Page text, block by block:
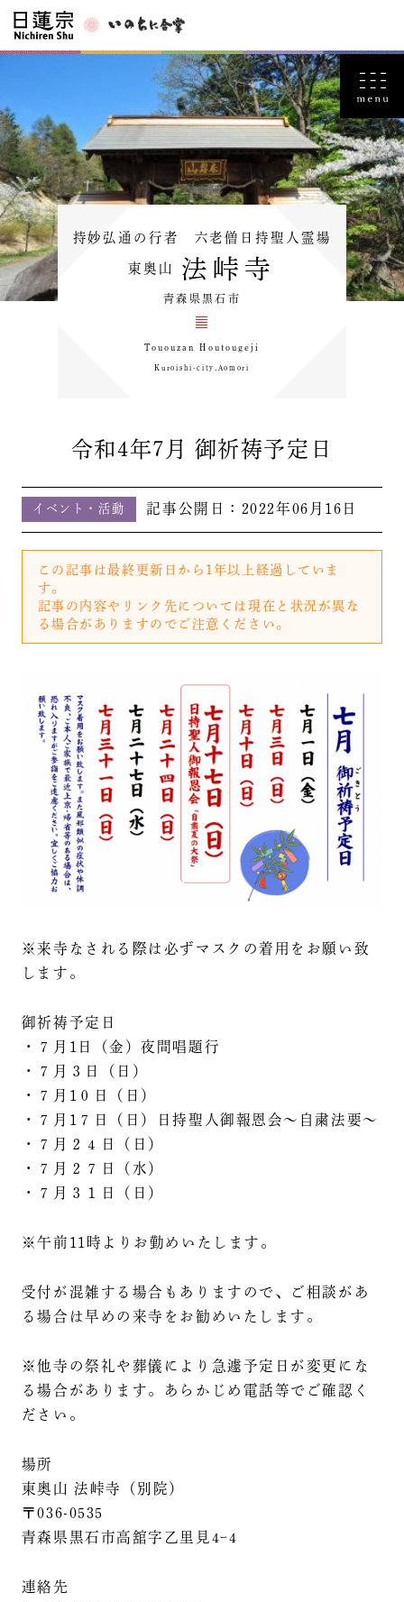
持妙弘通の行者 六老僧日持聖人霊場
東奥山 法峠寺
青森県黒石市
Tououzan Houtougeji
Kuroishi-city,Aomori
令和4年7月 御祈祷予定日
イベント・活動 記事公開日： 2022年06月16日
この記事は最終更新日から1年以上経過していま
す。
記事の内容やリンク先については現在と状況が異な
る場合がありますのでご注意ください。
※来寺なされる際は必ずマスクの着用をお願い致
します。
御祈祷予定日
・７月1日（金）夜間唱題行
・７月３日（日）
・７月1０日（日）
・７月1７日（日）日持聖人御報恩会～自粛法要～
・７月２４日（日）
・７月２７日（水）
・７月３１日（日）
※午前11時よりお勤めいたします。
受付が混雑する場合もありますので、ご相談があ
る場合は早めの来寺をお勧めいたします。
※他寺の祭礼や葬儀により急遽予定日が変更にな
る場合があります。あらかじめ電話等でご確認く
ださい。
場所
東奥山 法峠寺（別院）
〒036-0535
青森県黒石市高舘字乙里見4ｰ4
連絡先